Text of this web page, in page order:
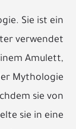
Sie ist ein
verwendet
Amulett,
Mythologie
sie von
sie in eine